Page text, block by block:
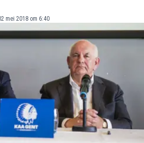
mei 2018 om 6:40